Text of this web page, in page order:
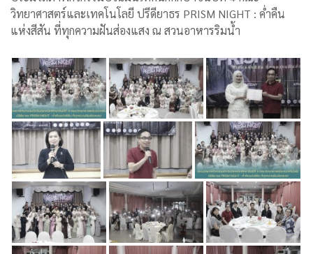
วิทยาศาสตร์และเทคโนโลยี ปรีดียาธร PRISM NIGHT : ค่ำคืน
แห่งสีสัน ที่ทุกความฝันส่องแสง ณ สวนอาหารริมน้ำ